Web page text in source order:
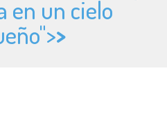
en un cielo
>